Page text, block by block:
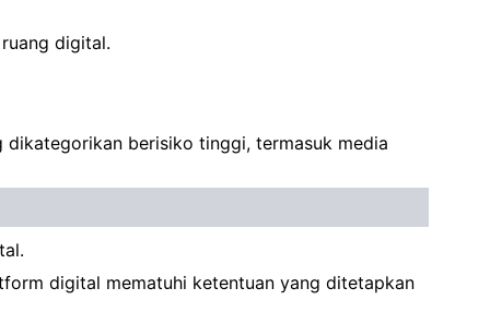
digital.
berisiko tinggi, termasuk media
digital mematuhi ketentuan yang ditetapkan